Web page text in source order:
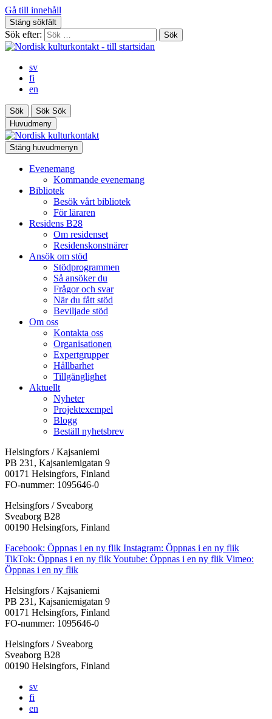
Gå till innehåll
Stäng sökfält
Sök efter:
sv
fi
en
Sök Sök Sök
Huvudmeny
Stäng huvudmenyn
Evenemang
Kommande evenemang
Bibliotek
Besök vårt bibliotek
För läraren
Residens B28
Om residenset
Residenskonstnärer
Ansök om stöd
Stödprogrammen
Så ansöker du
Frågor och svar
När du fått stöd
Beviljade stöd
Om oss
Kontakta oss
Organisationen
Expertgrupper
Hållbarhet
Tillgänglighet
Aktuellt
Nyheter
Projektexempel
Blogg
Beställ nyhetsbrev
Helsingfors / Kajsaniemi
PB 231, Kajsaniemigatan 9
00171 Helsingfors, Finland
FO-nummer: 1095646-0
Helsingfors / Sveaborg
Sveaborg B28
00190 Helsingfors, Finland
Facebook: Öppnas i en ny flik Instagram: Öppnas i en ny flik
TikTok: Öppnas i en ny flikYoutube: Öppnas i en ny flik Vimeo:
Öppnas i en ny flik
Helsingfors / Kajsaniemi
PB 231, Kajsaniemigatan 9
00171 Helsingfors, Finland
FO-nummer: 1095646-0
Helsingfors / Sveaborg
Sveaborg B28
00190 Helsingfors, Finland
sv
fi
en